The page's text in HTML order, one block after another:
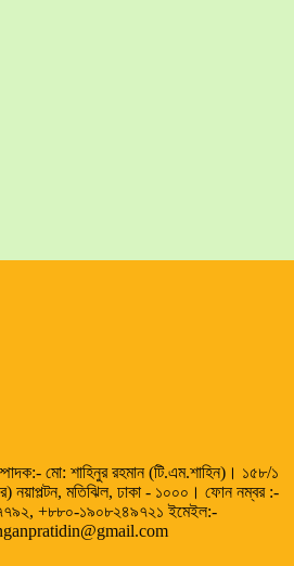
মো: শাহিনুর রহমান (টি.এম.শাহিন)। ১৫৮/১
নয়াপল্টন, মতিঝিল, ঢাকা - ১০০০। ফোন নম্বর :-
+৮৮০-১৯০৮২৪৯৭২১ ইমেইল:-